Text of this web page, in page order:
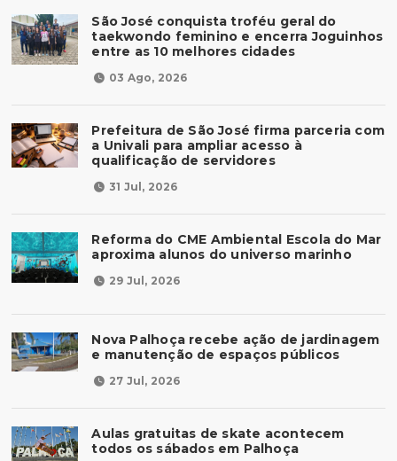
São José conquista troféu geral do
taekwondo feminino e encerra Joguinhos
entre as 10 melhores cidades
03 Ago, 2026
Prefeitura de São José firma parceria com
a Univali para ampliar acesso à
qualificação de servidores
31 Jul, 2026
Reforma do CME Ambiental Escola do Mar
aproxima alunos do universo marinho
29 Jul, 2026
Nova Palhoça recebe ação de jardinagem
e manutenção de espaços públicos
27 Jul, 2026
Aulas gratuitas de skate acontecem
todos os sábados em Palhoça